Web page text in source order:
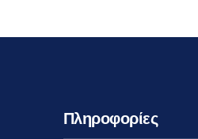
Πληροφορίες